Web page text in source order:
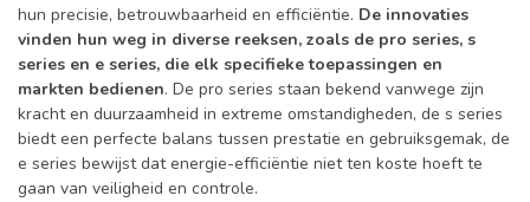
hun precisie, betrouwbaarheid en efficiëntie. De innovaties
vinden hun weg in diverse reeksen, zoals de pro series, s
series en e series, die elk specifieke toepassingen en
markten bedienen. De pro series staan bekend vanwege zijn
kracht en duurzaamheid in extreme omstandigheden, de s series
biedt een perfecte balans tussen prestatie en gebruiksgemak, de
e series bewijst dat energie-efficiëntie niet ten koste hoeft te
gaan van veiligheid en controle.